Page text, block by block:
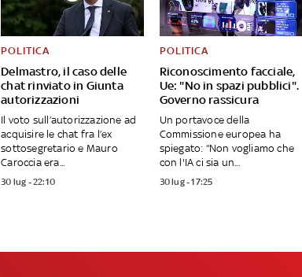
Delmastro, il caso delle
chat rinviato in Giunta
autorizzazioni
POLITICA
Il voto sull’autorizzazione ad
acquisire le chat fra l’ex
sottosegretario e Mauro
Caroccia era...
30 lug - 22:10
Riconoscimento facciale,
Ue: "No in spazi pubblici".
Governo rassicura
POLITICA
Un portavoce della
Commissione europea ha
spiegato: “Non vogliamo che
con l'IA ci sia un...
30 lug - 17:25